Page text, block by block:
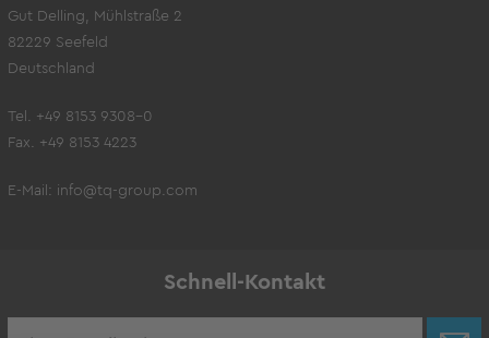
Gut Delling, Mühlstraße 2
82229 Seefeld
Deutschland
Tel. +49 8153 9308-0
Fax. +49 8153 4223
E-Mail: info@tq-group.com
Schnell-Kontakt